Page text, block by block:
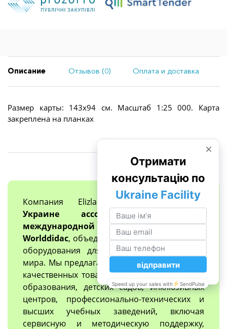
Описание Отзывов (0) Оплата и доставка
Размер карты: 143х94 см. Масштаб 1:25 000. Карта
закреплена на планках
Компания Elizlabsединственный в
Украине ассоциированный член
международной организации
Worlddidac, объединяющий производителей
оборудования для образования со всего
мира. Мы предлагаем широкий ассортимент
качественных товаров для общего среднего
образования, детских садов, инклюзивных
центров, профессионально-технических и
высших учебных заведений, включая
сервисную и методическую поддержку,